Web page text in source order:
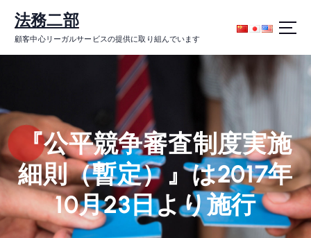
ン
キ
ッ
プ
法務二部
顧客中心リーガルサービスの提供に取り組んでいます
『公平競争審査制度実施
細則（暫定）』は2017年
10月23日より施行